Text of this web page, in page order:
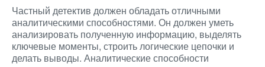
Частный детектив должен обладать отличными
аналитическими способностями. Он должен уметь
анализировать полученную информацию, выделять
ключевые моменты, строить логические цепочки и
делать выводы. Аналитические способности